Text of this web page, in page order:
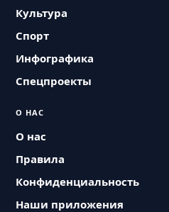
Культура
Спорт
Инфографика
Спецпроекты
О НАС
О нас
Правила
Конфиденциальность
Наши приложения